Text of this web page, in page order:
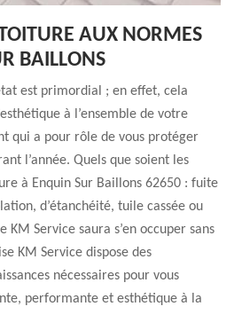
AUX NORMES
BAILLONS
est primordial ; en effet, cela
à l’ensemble de votre
qui a pour rôle de vous protéger
l’année. Quels que soient les
à Enquin Sur Baillons 62650 : fuite
d’étanchéité, tuile cassée ou
Service saura s’en occuper sans
KM Service dispose des
nécessaires pour vous
performante et esthétique à la